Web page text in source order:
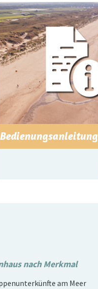
Bedienungsanleitung
nach Merkmal
am Meer